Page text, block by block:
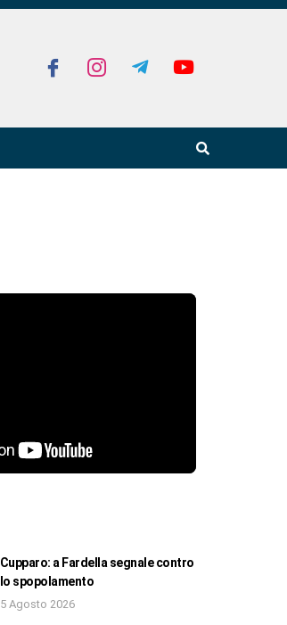
Cupparo: a Fardella segnale contro
lo spopolamento
5 Agosto 2026